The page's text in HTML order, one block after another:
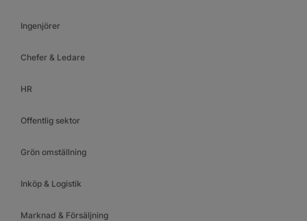
Ingenjörer
Chefer & Ledare
HR
Offentlig sektor
Grön omställning
Inköp & Logistik
Marknad & Försäljning